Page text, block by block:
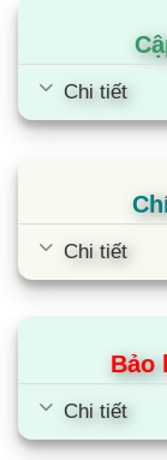
Chi tiết
Chi tiết
Bảo
Chi tiết